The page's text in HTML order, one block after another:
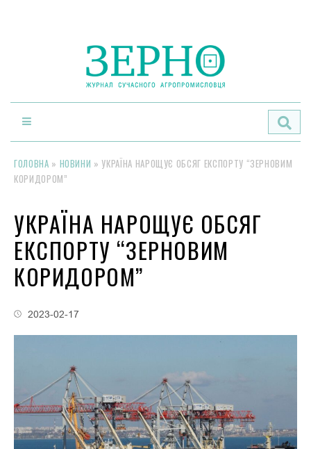
ГОЛОВНА » НОВИНИ » УКРАЇНА НАРОЩУЄ ОБСЯГ ЕКСПОРТУ “ЗЕРНОВИМ
КОРИДОРОМ”
УКРАЇНА НАРОЩУЄ ОБСЯГ
ЕКСПОРТУ “ЗЕРНОВИМ
КОРИДОРОМ”
2023-02-17